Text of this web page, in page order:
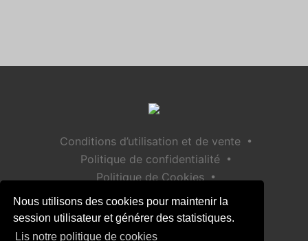
Nous utilisons des cookies pour maintenir la
session utilisateur et générer des statistiques.
Lis notre politique de cookies
Conditions d’utilisation et de vente •
Politique de confidentialité •
Politique de Cookies •
Politique de sécurité des enfants
Aide / Contact